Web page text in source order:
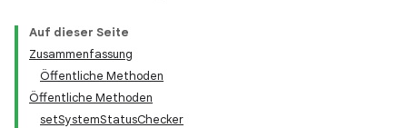
Auf dieser Seite
Zusammenfassung
Öffentliche Methoden
Öffentliche Methoden
setSystemStatusChecker